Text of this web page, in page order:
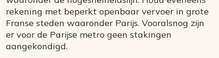
rekening met beperkt openbaar vervoer in grote
Franse steden waaronder Parijs. Vooralsnog zijn
er voor de Parijse metro geen stakingen
aangekondigd.